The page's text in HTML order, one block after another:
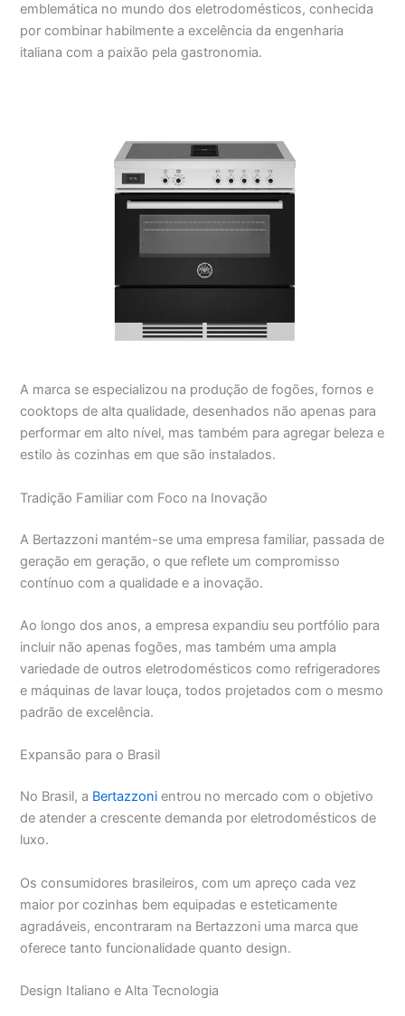
emblemática no mundo dos eletrodomésticos, conhecida
por combinar habilmente a excelência da engenharia
italiana com a paixão pela gastronomia.
A marca se especializou na produção de fogões, fornos e
cooktops de alta qualidade, desenhados não apenas para
performar em alto nível, mas também para agregar beleza e
estilo às cozinhas em que são instalados.
Tradição Familiar com Foco na Inovação
A Bertazzoni mantém-se uma empresa familiar, passada de
geração em geração, o que reflete um compromisso
contínuo com a qualidade e a inovação.
Ao longo dos anos, a empresa expandiu seu portfólio para
incluir não apenas fogões, mas também uma ampla
variedade de outros eletrodomésticos como refrigeradores
e máquinas de lavar louça, todos projetados com o mesmo
padrão de excelência.
Expansão para o Brasil
No Brasil, a Bertazzoni entrou no mercado com o objetivo
de atender a crescente demanda por eletrodomésticos de
luxo.
Os consumidores brasileiros, com um apreço cada vez
maior por cozinhas bem equipadas e esteticamente
agradáveis, encontraram na Bertazzoni uma marca que
oferece tanto funcionalidade quanto design.
Design Italiano e Alta Tecnologia